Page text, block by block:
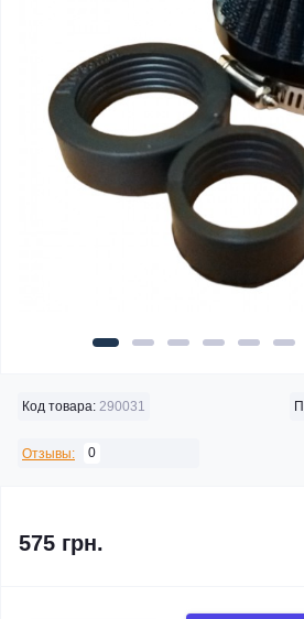
Код товара: 290031
Отзывы: 0
575 грн.